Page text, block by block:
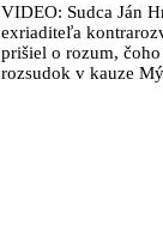
VIDEO: Sudca Ján
exriaditeľa
prišiel o rozum,
rozsudok v kauze